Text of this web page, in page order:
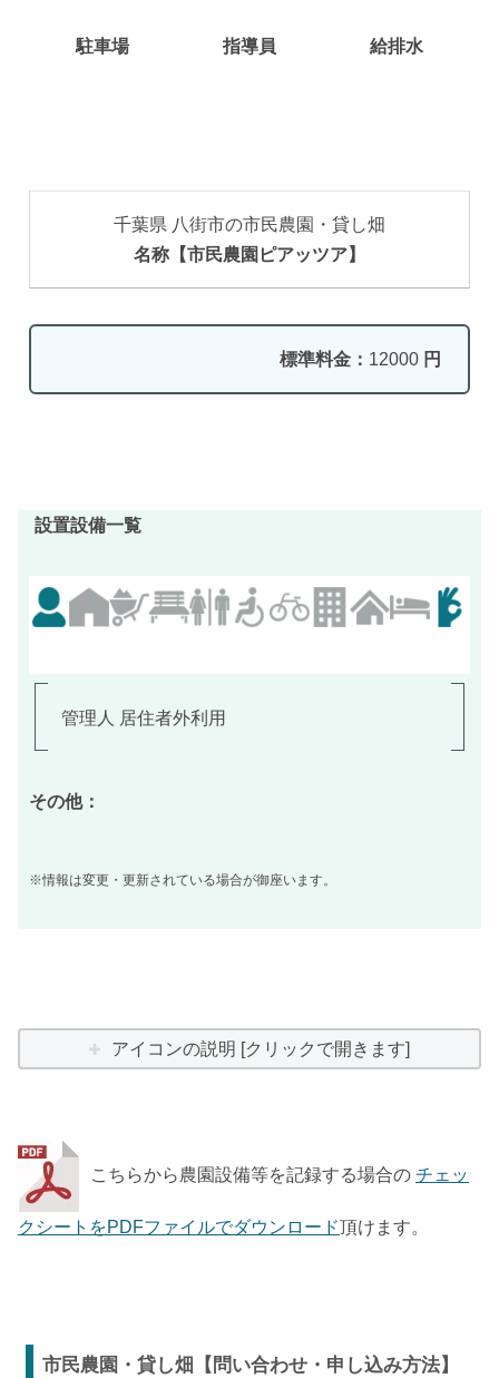
駐車場 指導員 給排水
千葉県 八街市の市民農園・貸し畑
名称【市民農園ピアッツア】
標準料金： 12000 円
設置設備一覧
管理人 居住者外利用
その他：
※情報は変更・更新されている場合が御座います。
アイコンの説明 [クリックで開きます]
こちらから農園設備等を記録する場合の チェッ
クシートをPDFファイルでダウンロード頂けます。
市民農園・貸し畑【問い合わせ・申し込み方法】